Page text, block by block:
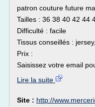
patron couture future
Tailles : 36 38 40 42 44
Difficulté : facile
Tissus conseillés :
Prix :
Saisissez votre email
Lire la suite
Site : http://